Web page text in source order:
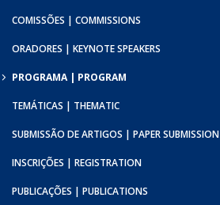
COMISSÕES | COMMISSIONS
ORADORES | KEYNOTE SPEAKERS
PROGRAMA | PROGRAM
TEMÁTICAS | THEMATIC
SUBMISSÃO DE ARTIGOS | PAPER SUBMISSION
INSCRIÇÕES | REGISTRATION
PUBLICAÇÕES | PUBLICATIONS